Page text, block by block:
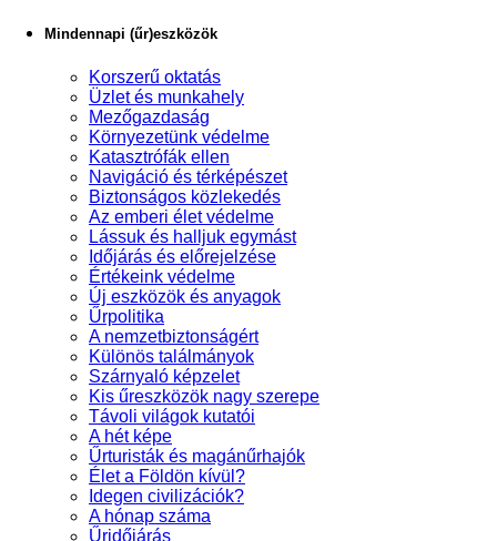
Mindennapi (űr)eszközök
Korszerű oktatás
Üzlet és munkahely
Mezőgazdaság
Környezetünk védelme
Katasztrófák ellen
Navigáció és térképészet
Biztonságos közlekedés
Az emberi élet védelme
Lássuk és halljuk egymást
Időjárás és előrejelzése
Értékeink védelme
Új eszközök és anyagok
Űrpolitika
A nemzetbiztonságért
Különös találmányok
Szárnyaló képzelet
Kis űreszközök nagy szerepe
Távoli világok kutatói
A hét képe
Űrturisták és magánűrhajók
Élet a Földön kívül?
Idegen civilizációk?
A hónap száma
Űridőjárás